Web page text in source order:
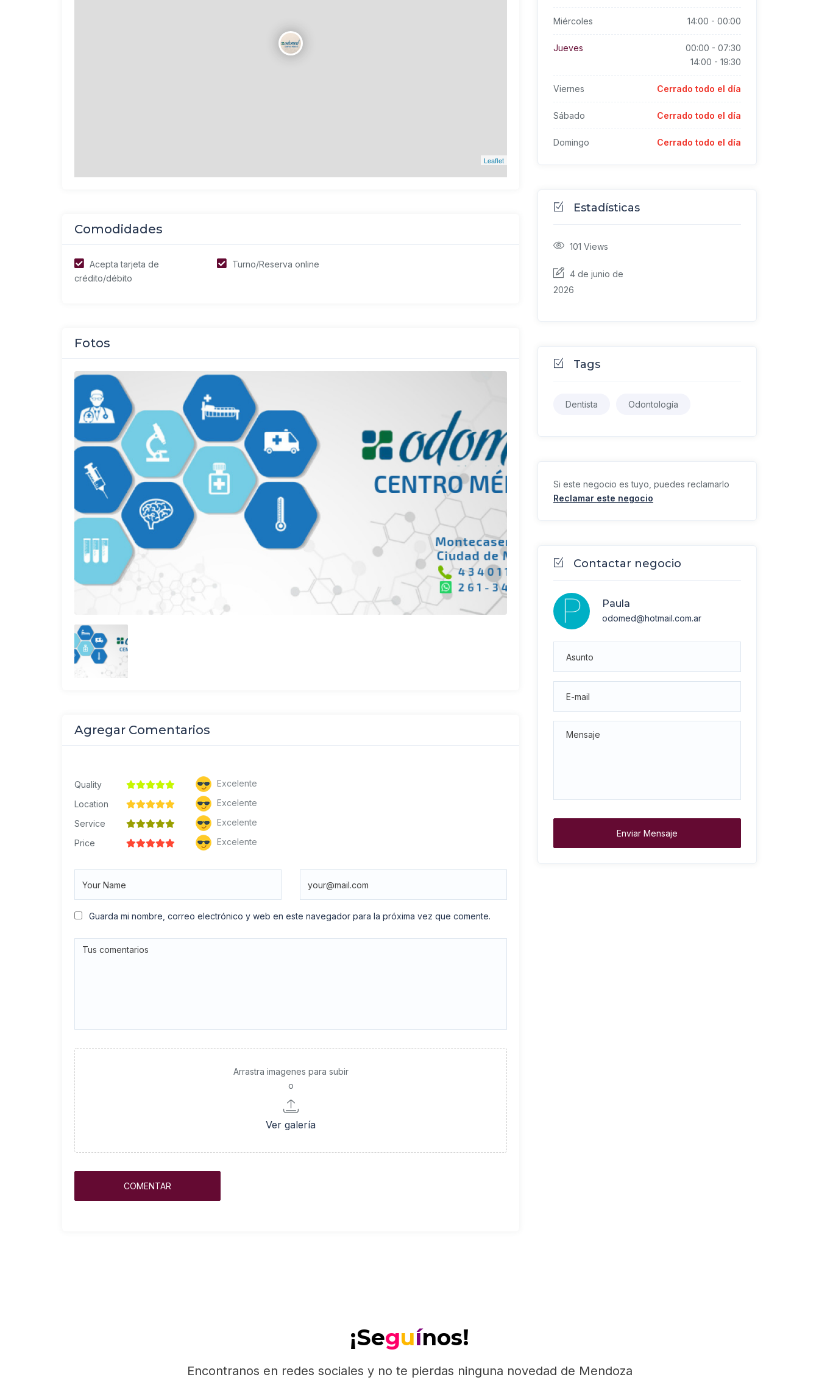
Leaflet
Comodidades
Acepta tarjeta de
crédito/débito
Turno/Reserva online
Fotos
Agregar Comentarios
Quality
Excelente
Location
Excelente
Service
Excelente
Price
Excelente
Guarda mi nombre, correo electrónico y web en este navegador para la próxima vez que comente.
Arrastra imagenes para subir
o
Ver galería
Miércoles 14:00 - 00:00
Jueves 00:00 - 07:30
14:00 - 19:30
Viernes Cerrado todo el día
Sábado Cerrado todo el día
Domingo Cerrado todo el día
Estadísticas
101 Views
4 de junio de
2026
Tags
Dentista Odontología
Si este negocio es tuyo, puedes reclamarlo
Reclamar este negocio
Contactar negocio
Paula
odomed@hotmail.com.ar
Enviar Mensaje
¡Seguínos!
Encontranos en redes sociales y no te pierdas ninguna novedad de Mendoza